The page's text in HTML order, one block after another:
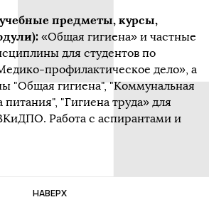
предметы, курсы,
«Общая гигиена» и частные
для студентов по
профилактическое дело», а
"Общая гигиена", "Коммунальная
питания", "Гигиена труда» для
Работа с аспирантами и
НАВЕРХ